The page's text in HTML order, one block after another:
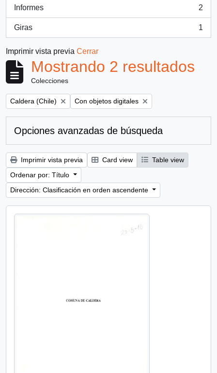
Informes
, 2 resultados
2
Giras
, 1 resultados
1
Imprimir vista previa Cerrar
Mostrando 2 resultados
Colecciones
Remove filter:
Caldera (Chile) Remove filter:
Con objetos digitales
Opciones avanzadas de búsqueda
Imprimir vista previa Card view
Table view
Ordenar por: Título
Dirección: Clasificación en orden ascendente